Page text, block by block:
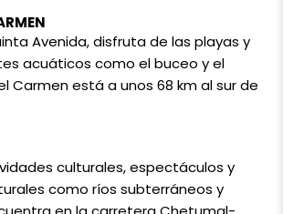
Avenida, disfruta de las playas y
acuáticos como el buceo y el
Carmen está a unos 68 km al sur de
culturales, espectáculos y
como ríos subterráneos y